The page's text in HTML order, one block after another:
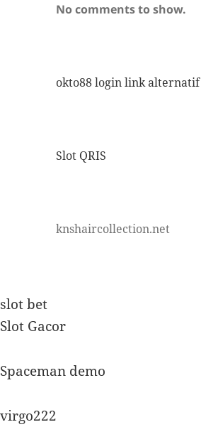
No comments to show.
okto88 login link alternatif
Slot QRIS
knshaircollection.net
slot bet
Slot Gacor
Spaceman demo
virgo222